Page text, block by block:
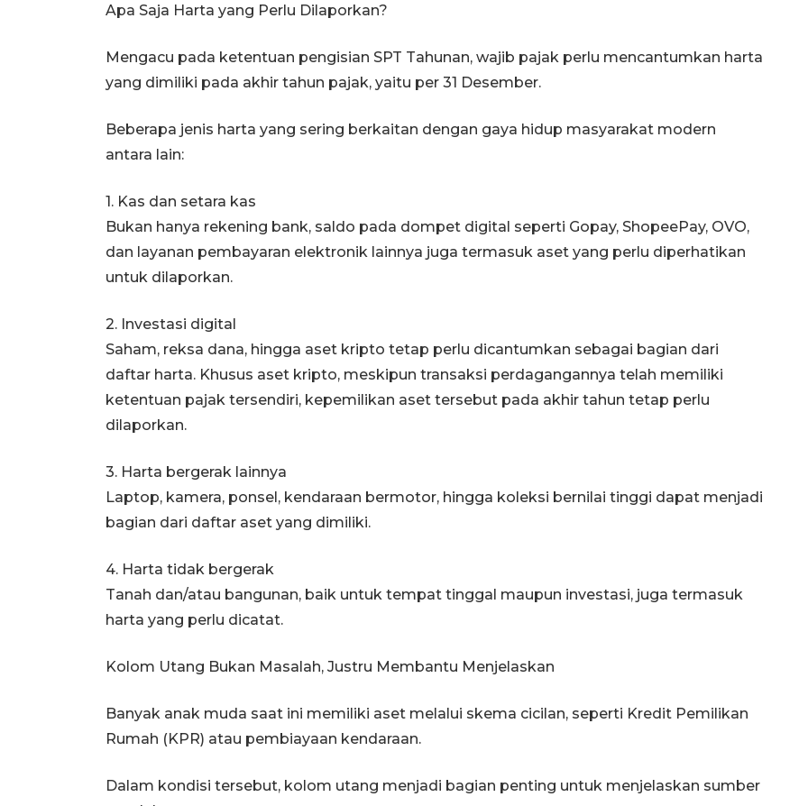
Apa Saja Harta yang Perlu Dilaporkan?
Mengacu pada ketentuan pengisian SPT Tahunan, wajib pajak perlu mencantumkan harta
yang dimiliki pada akhir tahun pajak, yaitu per 31 Desember.
Beberapa jenis harta yang sering berkaitan dengan gaya hidup masyarakat modern
antara lain:
1. Kas dan setara kas
Bukan hanya rekening bank, saldo pada dompet digital seperti Gopay, ShopeePay, OVO,
dan layanan pembayaran elektronik lainnya juga termasuk aset yang perlu diperhatikan
untuk dilaporkan.
2. Investasi digital
Saham, reksa dana, hingga aset kripto tetap perlu dicantumkan sebagai bagian dari
daftar harta. Khusus aset kripto, meskipun transaksi perdagangannya telah memiliki
ketentuan pajak tersendiri, kepemilikan aset tersebut pada akhir tahun tetap perlu
dilaporkan.
3. Harta bergerak lainnya
Laptop, kamera, ponsel, kendaraan bermotor, hingga koleksi bernilai tinggi dapat menjadi
bagian dari daftar aset yang dimiliki.
4. Harta tidak bergerak
Tanah dan/atau bangunan, baik untuk tempat tinggal maupun investasi, juga termasuk
harta yang perlu dicatat.
Kolom Utang Bukan Masalah, Justru Membantu Menjelaskan
Banyak anak muda saat ini memiliki aset melalui skema cicilan, seperti Kredit Pemilikan
Rumah (KPR) atau pembiayaan kendaraan.
Dalam kondisi tersebut, kolom utang menjadi bagian penting untuk menjelaskan sumber